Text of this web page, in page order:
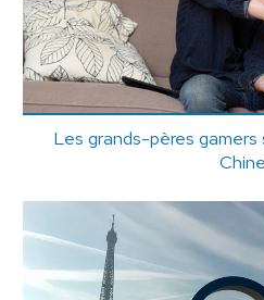
Les grands-pères
Chine